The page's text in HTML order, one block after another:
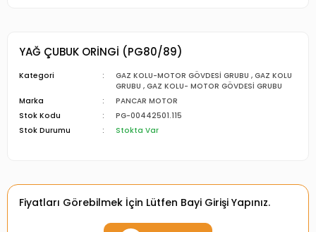
YAĞ ÇUBUK ORİNGİ (PG80/89)
Kategori GAZ KOLU-MOTOR GÖVDESİ GRUBU ,GAZ KOLU
GRUBU ,GAZ KOLU- MOTOR GÖVDESİ GRUBU
Marka
PANCAR MOTOR
Stok Kodu
PG-00442501.115
Stok Durumu
Stokta Var
Fiyatları Görebilmek İçin Lütfen Bayi Girişi Yapınız.